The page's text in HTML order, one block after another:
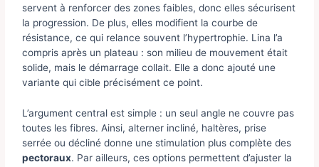
servent à renforcer des zones faibles, donc elles sécurisent
la progression. De plus, elles modifient la courbe de
résistance, ce qui relance souvent l’hypertrophie. Lina l’a
compris après un plateau : son milieu de mouvement était
solide, mais le démarrage collait. Elle a donc ajouté une
variante qui cible précisément ce point.
L’argument central est simple : un seul angle ne couvre pas
toutes les fibres. Ainsi, alterner incliné, haltères, prise
serrée ou décliné donne une stimulation plus complète des
pectoraux. Par ailleurs, ces options permettent d’ajuster la